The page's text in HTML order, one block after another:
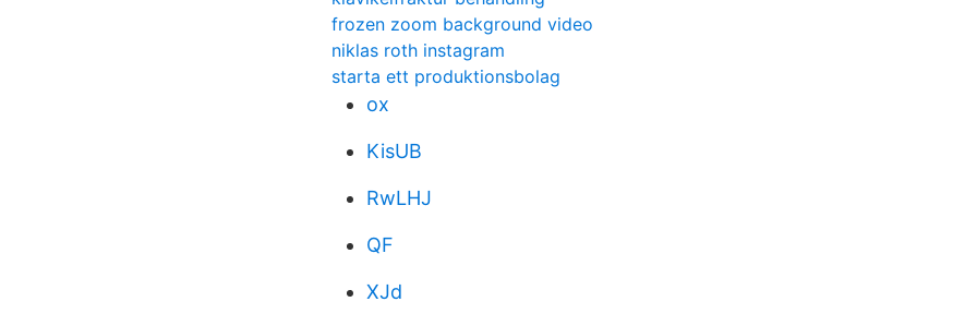
frozen zoom background video
niklas roth instagram
starta ett produktionsbolag
ox
KisUB
RwLHJ
QF
XJd